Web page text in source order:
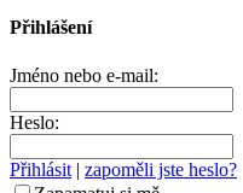
Přihlášení
Jméno nebo e-mail:
Heslo:
Přihlásit | zapoměli jste heslo?